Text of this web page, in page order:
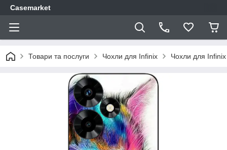
Casemarket
Товари та послуги Чохли для Infinix Чохли для